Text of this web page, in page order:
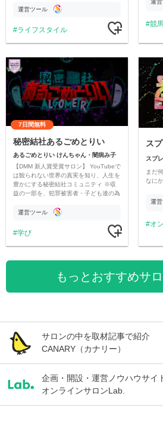
ただいています。
運営ツール
ライフスタイル
運
競
7日間無料
秘密結社あるごめとりい
あるごめとりい けんちゃん・闇病み子
【DMM 新人賞受賞サロン】 YouTubeで
は観られない世界の真実を知り、人生を
豊かにする秘密結社コミュニティ ※収
益の一部を、犯罪被害者・子ども達の為
す運営ツール
学び
ス
スプ
まだ
なに
運
オ
もっとおすすめサ
サロンの中を取材記事で紹介
CANARY（カナリー）
企画・開設・運営ノウハウサイ
オンラインサロンLab.